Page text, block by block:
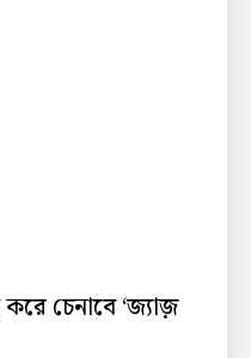
চেনাবে ‘জ্যাজ়